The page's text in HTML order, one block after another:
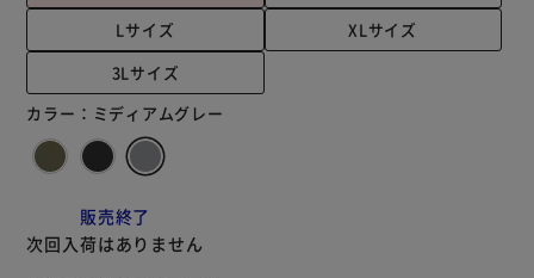
Lサイズ
XLサイズ
3Lサイズ
カラー： ミディアムグレー
販売終了
次回入荷はありません